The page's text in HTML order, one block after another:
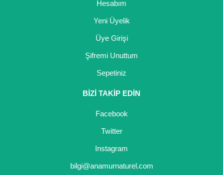
Hesabım
Yeni Üyelik
Üye Girişi
Şifremi Unuttum
Sepetiniz
BİZİ TAKİP EDİN
Facebook
Twitter
Instagram
bilgi@anamurnaturel.com